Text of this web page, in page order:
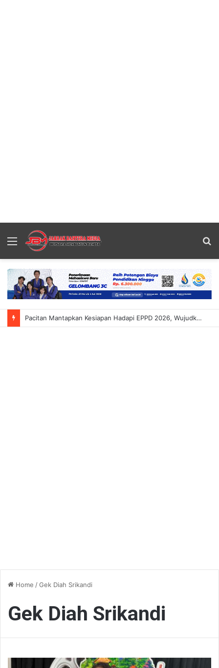
Menu
Pacitan Mantapkan Kesiapan Hadapi EPPD 2026, Wujudkan Tata Kelola Pemerintahan Yang Berkualitas
Home /Gek Diah Srikandi
Gek Diah Srikandi